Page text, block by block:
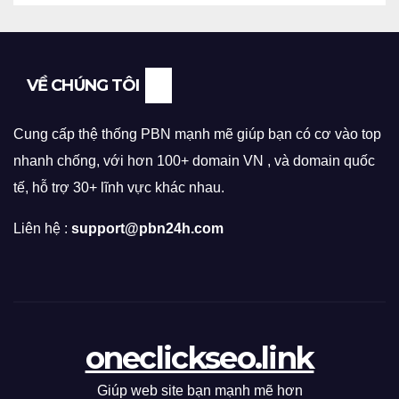
VỀ CHÚNG TÔI
Cung cấp thệ thống PBN mạnh mẽ giúp bạn có cơ vào top
nhanh chống, với hơn 100+ domain VN , và domain quốc
tế, hỗ trợ 30+ lĩnh vực khác nhau.
Liên hệ : support@pbn24h.com
oneclickseo.link
Giúp web site bạn mạnh mẽ hơn